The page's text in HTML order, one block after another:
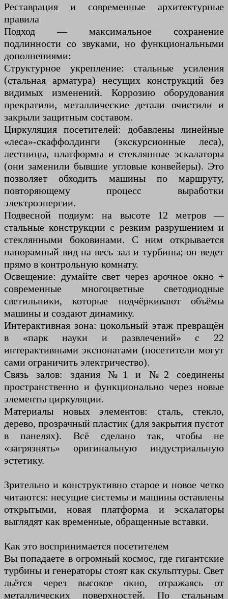
Реставрация и современные архитектурные
правила
Подход — максимальное сохранение
подлинности со звуками, но функциональными
дополнениями:
Структурное укрепление: стальные усиления
(стальная арматура) несущих конструкций без
видимых изменений. Коррозию оборудования
прекратили, металлические детали очистили и
закрыли защитным составом.
Циркуляция посетителей: добавлены линейные
«леса»-скаффолдинги (экскурсионные леса),
лестницы, платформы и стеклянные эскалаторы
(они заменили бывшие угловые конвейеры). Это
позволяет обходить машины по маршруту,
повторяющему процесс выработки
электроэнергии.
Подвесной подиум: на высоте 12 метров —
стальные конструкции с резким разрушением и
стеклянными боковинами. С ним открывается
панорамный вид на весь зал и турбины; он ведет
прямо в контрольную комнату.
Освещение: думайте свет через арочное окно +
современные многоцветные светодиодные
светильники, которые подчёркивают объёмы
машины и создают динамику.
Интерактивная зона: цокольный этаж превращён
в «парк науки и развлечений» с 22
интерактивными экспонатами (посетители могут
сами ограничить электричество).
Связь залов: здания №1 и №2 соединены
пространственно и функционально через новые
элементы циркуляции.
Материалы новых элементов: сталь, стекло,
дерево, прозрачный пластик (для закрытия пустот
в панелях). Всё сделано так, чтобы не
«загрязнять» оригинальную индустриальную
эстетику.
Зрительно и конструктивно старое и новое четко
читаются: несущие системы и машины оставлены
открытыми, новая платформа и эскалаторы
выглядят как временные, обращенные вставки.
Как это воспринимается посетителем
Вы попадаете в огромный космос, где гигантские
турбины и генераторы стоят как скульптуры. Свет
льётся через высокое окно, отражаясь от
металлических поверхностей. По стальным